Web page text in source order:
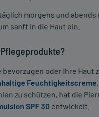
morgens und
sanft in die Haut ein.
bevorzugen oder Ihre
Feuchtigkeitscreme
zu schützen, hat die
SPF 30 entwickelt.